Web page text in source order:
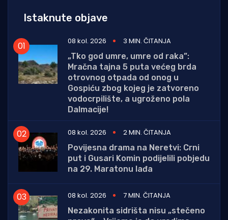
Istaknute objave
08 kol. 2026
3 MIN. ČITANJA
„Tko god umre, umre od raka”:
Mračna tajna 5 puta većeg brda
otrovnog otpada od onog u
Gospiću zbog kojeg je zatvoreno
vodocrpilište, a ugroženo pola
Dalmacije!
08 kol. 2026
2 MIN. ČITANJA
Povijesna drama na Neretvi: Crni
put i Gusari Komin podijelili pobjedu
na 29. Maratonu lađa
08 kol. 2026
7 MIN. ČITANJA
Nezakonita sidrišta nisu „stečeno